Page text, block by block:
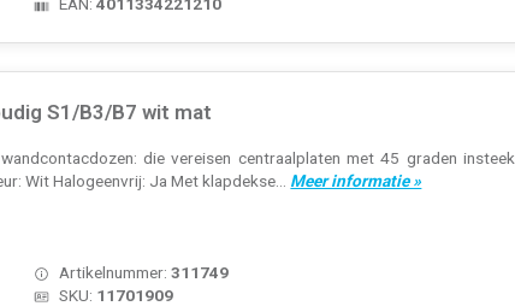
EAN:4011334221210
S1/B3/B7 wit mat
die vereisen centraalplaten met 45 graden insteek.
Wit Halogeenvrij: Ja Met klapdekse... Meer informatie »
Artikelnummer:311749
SKU: 11701909